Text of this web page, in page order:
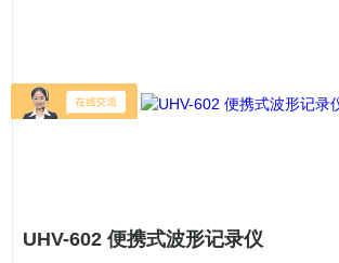
UHV-602 便携式波形记录仪